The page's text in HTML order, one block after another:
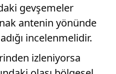
gevşemeler
antenin yönünde
incelenmelidir.
izleniyorsa